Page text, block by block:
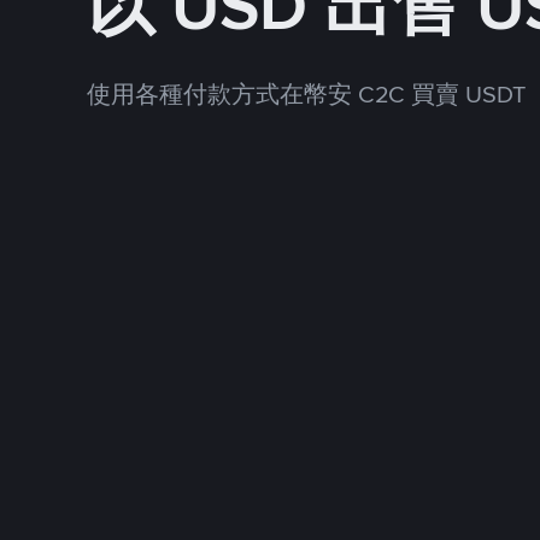
使用各種付款方式在幣安 C2C 買賣 USDT